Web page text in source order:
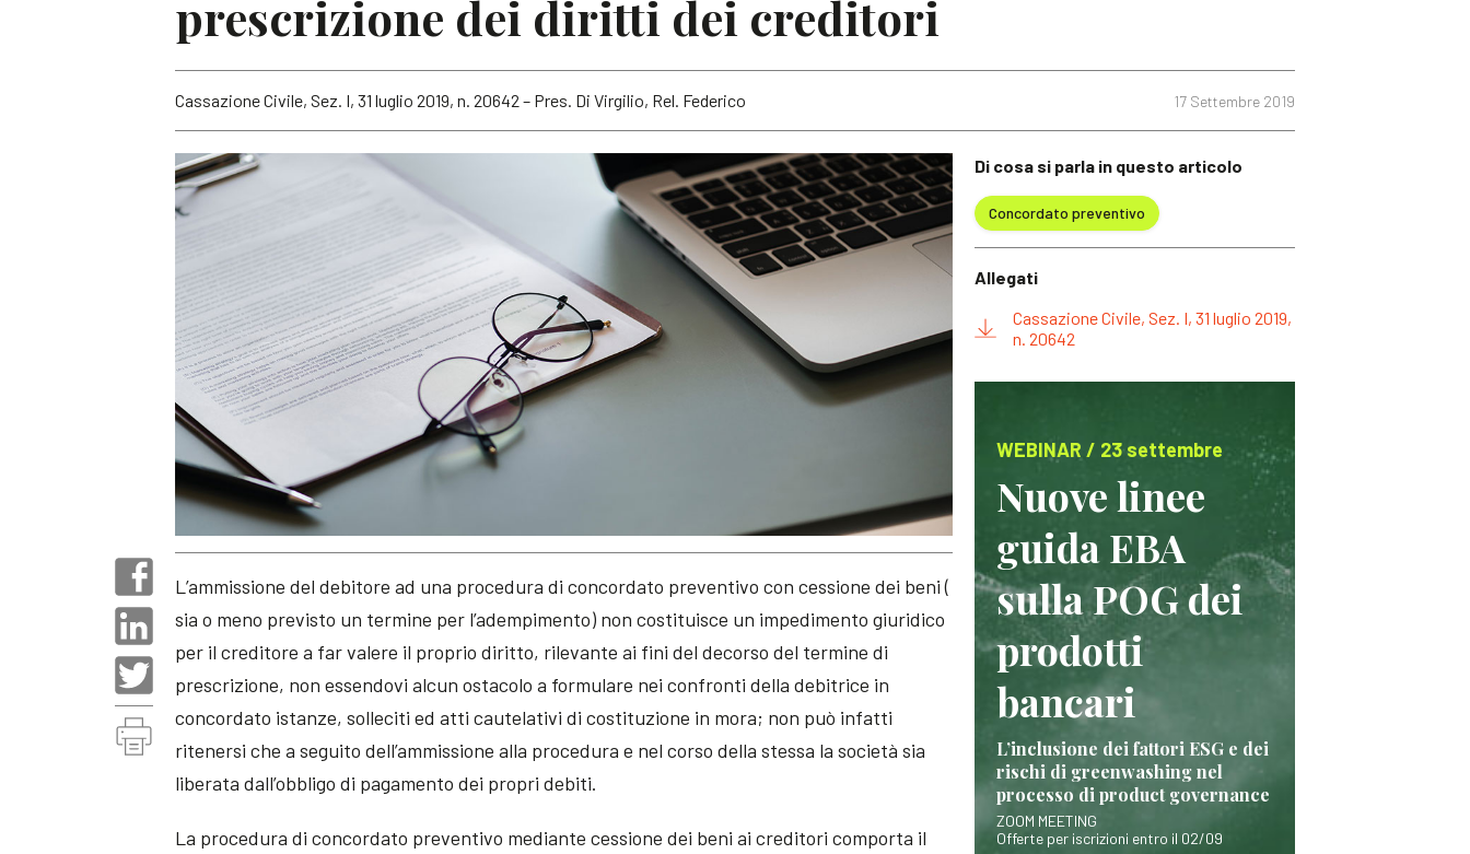
prescrizione dei diritti dei creditori
17 Settembre 2019
Cassazione Civile, Sez. I, 31 luglio 2019, n. 20642 – Pres. Di Virgilio, Rel. Federico
L’ammissione del debitore ad una procedura di concordato preventivo con cessione dei beni (
sia o meno previsto un termine per l’adempimento) non costituisce un impedimento giuridico
per il creditore a far valere il proprio diritto, rilevante ai fini del decorso del termine di
prescrizione, non essendovi alcun ostacolo a formulare nei confronti della debitrice in
concordato istanze, solleciti ed atti cautelativi di costituzione in mora; non può infatti
ritenersi che a seguito dell’ammissione alla procedura e nel corso della stessa la società sia
liberata dall’obbligo di pagamento dei propri debiti.
La procedura di concordato preventivo mediante cessione dei beni ai creditori comporta il
Di cosa si parla in questo articolo
Concordato preventivo
Allegati
Cassazione Civile, Sez. I, 31 luglio 2019,
n. 20642
WEBINAR / 23 settembre
Nuove linee
guida EBA
sulla POG dei
prodotti
bancari
L’inclusione dei fattori ESG e dei
rischi di greenwashing nel
processo di product governance
ZOOM MEETING
Offerte per iscrizioni entro il 02/09